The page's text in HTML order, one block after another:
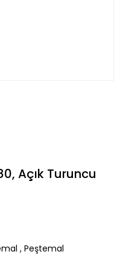
Açık Turuncu
,Peştemal